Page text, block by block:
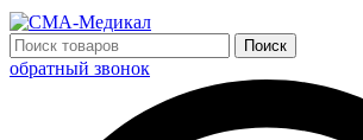
Поиск
обратный звонок